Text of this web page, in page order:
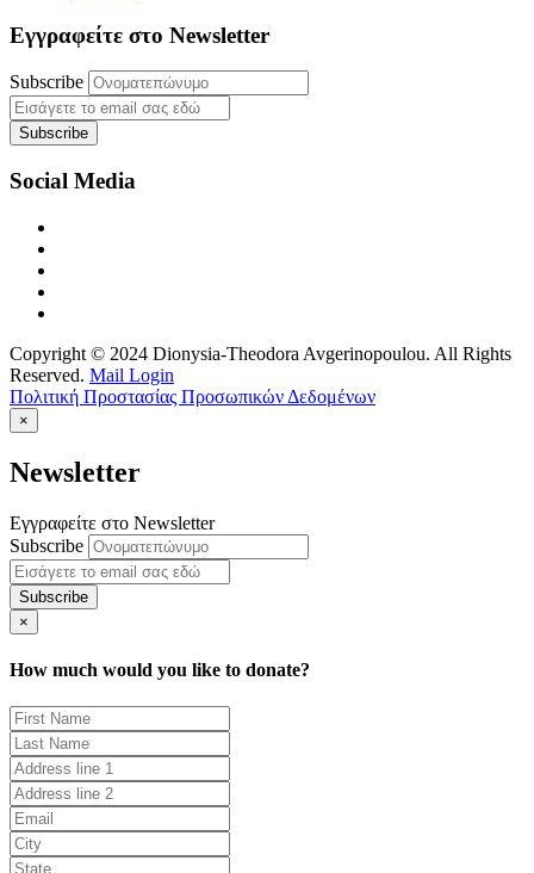
Εγγραφείτε στο Newsletter
Subscribe
Social Media
Copyright © 2024 Dionysia-Theodora Avgerinopoulou. All Rights
Reserved. Mail Login
Πολιτική Προστασίας Προσωπικών Δεδομένων
×
Newsletter
Εγγραφείτε στο Newsletter
Subscribe
×
How much would you like to donate?